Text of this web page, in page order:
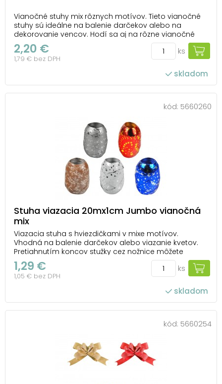
Vianočné stuhy mix rôznych motívov. Tieto vianočné
stuhy sú ideálne na balenie darčekov alebo na
dekorovanie vencov. Hodí sa aj na rôzne vianočné
zdobenie. Farba: červená, biela, modrá, šedá a zelená
Balenie obsahuje: 24 vianočných stuh Uvedená cena
je za 1 balenie.
2,20 €
1,79 € bez DPH
ks
skladom
kód: 5660260
Stuha viazacia 20mx1cm Jumbo vianočná
mix
Viazacia stuha s hviezdičkami v mixe motívov.
Vhodná na balenie darčekov alebo viazanie kvetov.
Pretiahnutím koncov stužky cez nožnice môžete
vytvárať nádherné kučery a stuhu rôzne zakrútiť.
Vďaka tomu bude Váš darček nádherne
naaranžovaný. Dĺžka: 20 m Šírka: 10 mm Farba:
1,29 €
1,05 € bez DPH
ks
skladom
kód: 5660254